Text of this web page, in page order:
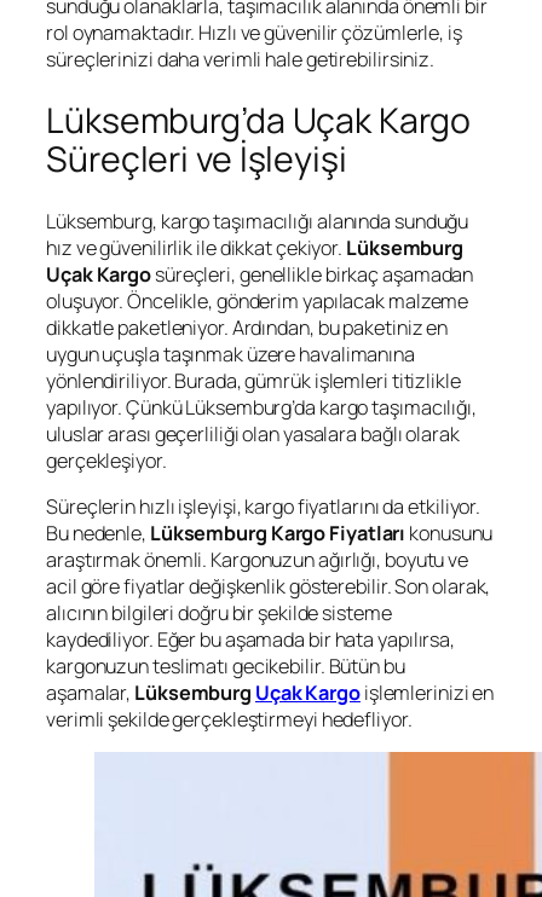
sunduğu olanaklarla, taşımacılık alanında önemli bir
rol oynamaktadır. Hızlı ve güvenilir çözümlerle, iş
süreçlerinizi daha verimli hale getirebilirsiniz.
Lüksemburg’da Uçak Kargo
Süreçleri ve İşleyişi
Lüksemburg, kargo taşımacılığı alanında sunduğu
hız ve güvenilirlik ile dikkat çekiyor. Lüksemburg
Uçak Kargosüreçleri, genellikle birkaç aşamadan
oluşuyor. Öncelikle, gönderim yapılacak malzeme
dikkatle paketleniyor. Ardından, bu paketiniz en
uygun uçuşla taşınmak üzere havalimanına
yönlendiriliyor. Burada, gümrük işlemleri titizlikle
yapılıyor. Çünkü Lüksemburg’da kargo taşımacılığı,
uluslar arası geçerliliği olan yasalara bağlı olarak
gerçekleşiyor.
Süreçlerin hızlı işleyişi, kargo fiyatlarını da etkiliyor.
Bu nedenle, Lüksemburg Kargo Fiyatları konusunu
araştırmak önemli. Kargonuzun ağırlığı, boyutu ve
acil göre fiyatlar değişkenlik gösterebilir. Son olarak,
alıcının bilgileri doğru bir şekilde sisteme
kaydediliyor. Eğer bu aşamada bir hata yapılırsa,
kargonuzun teslimatı gecikebilir. Bütün bu
aşamalar, Lüksemburg Uçak Kargoişlemlerinizi en
verimli şekilde gerçekleştirmeyi hedefliyor.